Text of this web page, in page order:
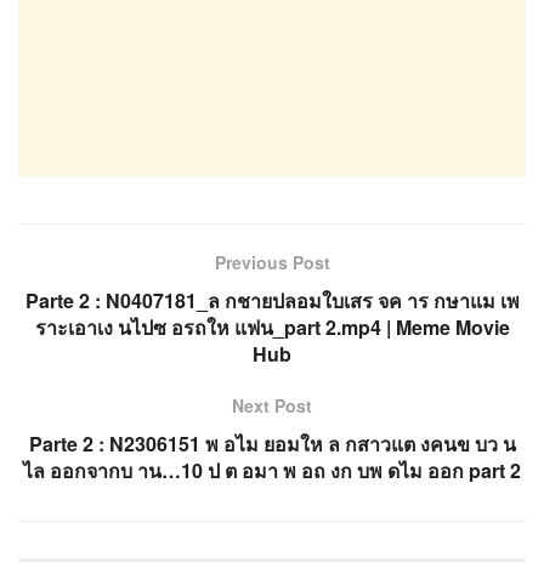
Previous Post
Parte 2 : N0407181_ล กชายปลอมใบเสร จค าร กษาแม เพ
ราะเอาเง นไปซ อรถให แฟน_part 2.mp4 | Meme Movie
Hub
Next Post
Parte 2 : N2306151 พ อไม ยอมให ล กสาวแต งคนข บว น
ไล ออกจากบ าน…10 ป ต อมา พ อถ งก บพ ดไม ออก part 2